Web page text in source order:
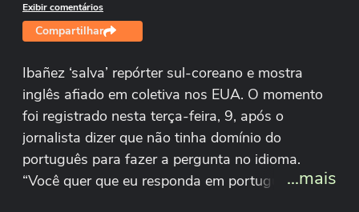
Exibir comentários
Compartilhar
Ibañez ‘salva’ repórter sul-coreano e mostra
inglês afiado em coletiva nos EUA. O momento
foi registrado nesta terça-feira, 9, após o
jornalista dizer que não tinha domínio do
português para fazer a pergunta no idioma.
“Você quer que eu responda em português ou...mais